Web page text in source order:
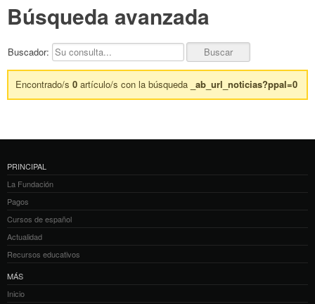
Búsqueda avanzada
Buscador:
Encontrado/s0 artículo/s con la búsqueda _ab_url_noticias?ppal=0
PRINCIPAL
La Fundación
Pagos
Cursos de español
Actualidad
Recursos educativos
MÁS
Inicio